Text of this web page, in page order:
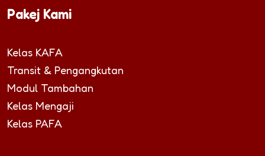
Pakej Kami
Kelas KAFA
Transit & Pengangkutan
Modul Tambahan
Kelas Mengaji
Kelas PAFA